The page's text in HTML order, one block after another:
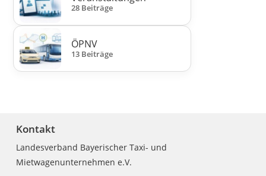
28 Beiträge
ÖPNV
13 Beiträge
Kontakt
Landesverband Bayerischer Taxi- und
Mietwagenunternehmen e.V.